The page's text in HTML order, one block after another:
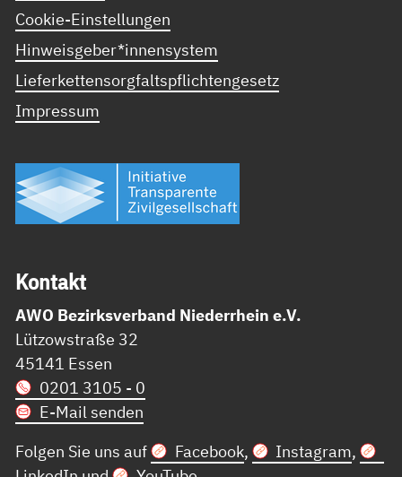
Cookie-Einstellungen
Hinweisgeber*innensystem
Lieferkettensorgfaltspflichtengesetz
Impressum
Kon­takt
AWO Bezirksverband Niederrhein e.V.
Lützowstraße 32
45141 Essen
0201 3105 - 0
E-Mail senden
Folgen Sie uns auf
Facebook, Instagram,